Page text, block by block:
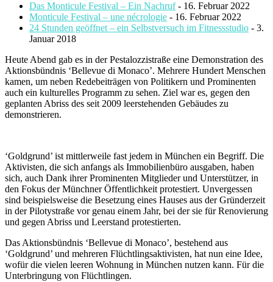
Das Monticule Festival – Ein Nachruf- 16. Februar 2022
Monticule Festival – une nécrologie - 16. Februar 2022
24 Stunden geöffnet – ein Selbstversuch im Fitnessstudio - 3.
Januar 2018
Heute Abend gab es in der Pestalozzistraße eine Demonstration des
Aktionsbündnis ‘Bellevue di Monaco’. Mehrere Hundert Menschen
kamen, um neben Redebeiträgen von Politikern und Prominenten
auch ein kulturelles Programm zu sehen. Ziel war es, gegen den
geplanten Abriss des seit 2009 leerstehenden Gebäudes zu
demonstrieren.
‘Goldgrund’ ist mittlerweile fast jedem in München ein Begriff. Die
Aktivisten, die sich anfangs als Immobilienbüro ausgaben, haben
sich, auch Dank ihrer Prominenten Mitglieder und Unterstützer, in
den Fokus der Münchner Öffentlichkeit protestiert. Unvergessen
sind beispielsweise die Besetzung eines Hauses aus der Gründerzeit
in der Pilotystraße vor genau einem Jahr, bei der sie für Renovierung
und gegen Abriss und Leerstand protestierten.
Das Aktionsbündnis ‘Bellevue di Monaco’, bestehend aus
‘Goldgrund’ und mehreren Flüchtlingsaktivisten, hat nun eine Idee,
wofür die vielen leeren Wohnung in München nutzen kann. Für die
Unterbringung von Flüchtlingen.